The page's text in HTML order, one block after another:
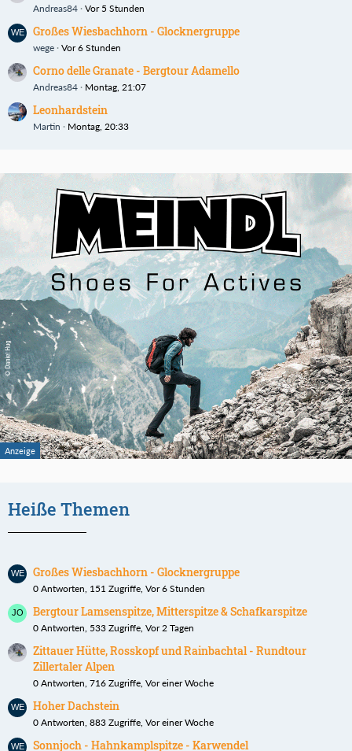
Andreas84 Vor 5 Stunden
Großes Wiesbachhorn - Glocknergruppe
wege Vor 6 Stunden
Corno delle Granate - Bergtour Adamello
Andreas84 Montag, 21:07
Leonhardstein
Martin Montag, 20:33
Heiße Themen
Großes Wiesbachhorn - Glocknergruppe
0 Antworten, 151 Zugriffe, Vor 6 Stunden
Bergtour Lamsenspitze, Mitterspitze & Schafkarspitze
0 Antworten, 533 Zugriffe, Vor 2 Tagen
Zittauer Hütte, Rosskopf und Rainbachtal - Rundtour
Zillertaler Alpen
0 Antworten, 716 Zugriffe, Vor einer Woche
Hoher Dachstein
0 Antworten, 883 Zugriffe, Vor einer Woche
Sonnjoch - Hahnkamplspitze - Karwendel